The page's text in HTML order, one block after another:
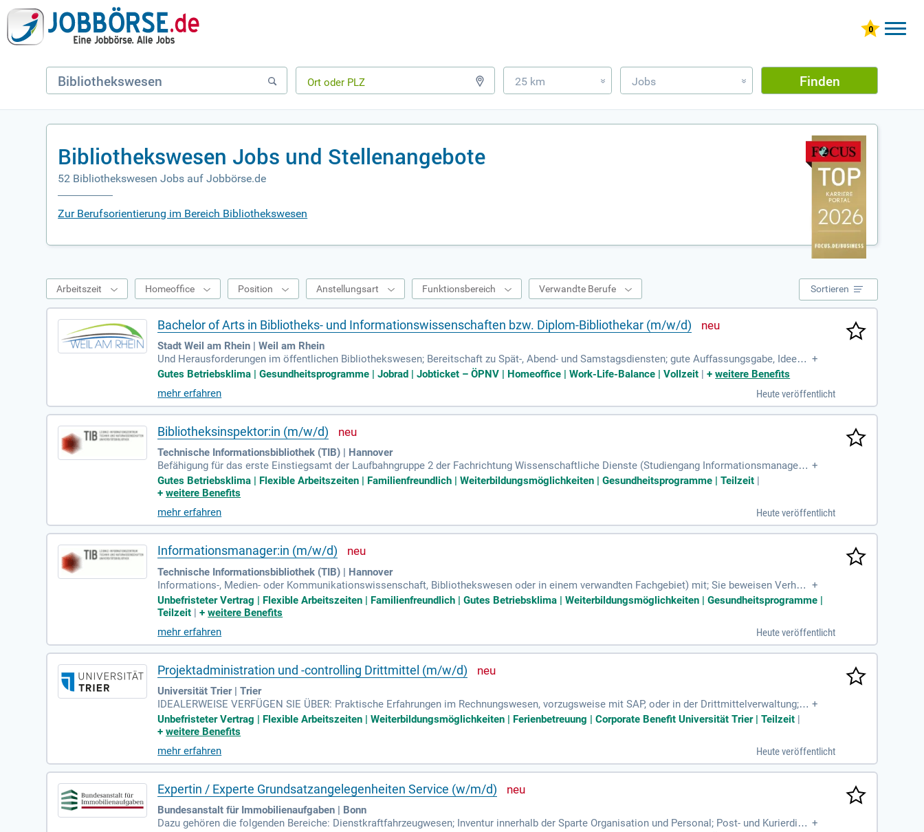
25 km » Jobs » Finden
Bibliothekswesen Jobs und Stellenangebote
52 Bibliothekswesen Jobs auf Jobbörse.de
Zur Berufsorientierung im Bereich Bibliothekswesen
Arbeitszeit Homeoffice Position Anstellungsart Funktionsbereich Verwandte Berufe Sortieren
Bachelor of Arts in Bibliotheks- und Informationswissenschaften bzw. Diplom-Bibliothekar (m/w/d)
Stadt Weil am Rhein | Weil am Rhein
Und Herausforderungen im öffentlichen Bibliothekswesen; Bereitschaft zu Spät-, Abend- und Samstagsdiensten; gute Auffassungsgabe, Ideenre
ichtum, Kontaktfreudigkeit, Teamfähigkeit und selbständiges Arbeiten, Zuverlässigkeit, freundliches Auftreten und
+
Gutes Betriebsklima | Gesundheitsprogramme | Jobrad | Jobticket – ÖPNV | Homeoffice | Work-Life-Balance | Vollzeit |+weitere Benefits
mehr erfahren
Heute veröffentlicht
Bibliotheksinspektor:in (m/w/d)
Technische Informationsbibliothek (TIB) | Hannover
Befähigung für das erste Einstiegsamt der Laufbahngruppe 2 der Fachrichtung Wissenschaftliche Dienste (Studiengang Informationsmanagem
ent mit Schwerpunkt „Wissenschaftliche Bibliotheken” oder Bibliothekswesen mit dem Abschluss Bachelor oder FH-Diplom)
+
Gutes Betriebsklima | Flexible Arbeitszeiten | Familienfreundlich | Weiterbildungsmöglichkeiten | Gesundheitsprogramme | Teilzeit
+weitere Benefits
mehr erfahren
Heute veröffentlicht
Informationsmanager:in (m/w/d)
Technische Informationsbibliothek (TIB) | Hannover
Informations-, Medien- oder Kommunikationswissenschaft, Bibliothekswesen oder in einem verwandten Fachgebiet) mit; Sie beweisen Verhan
dlungsgeschick und Ausdauer beim Einholen von Einverständniserklärungen und zu unterzeichnenden Lizenzvereinbarungen;
+
Unbefristeter Vertrag | Flexible Arbeitszeiten | Familienfreundlich | Gutes Betriebsklima | Weiterbildungsmöglichkeiten | Gesundheitsprogramme |
Teilzeit |+weitere Benefits
mehr erfahren
Heute veröffentlicht
Projektadministration und -controlling Drittmittel (m/w/d)
Universität Trier | Trier
IDEALERWEISE VERFÜGEN SIE ÜBER: Praktische Erfahrungen im Rechnungswesen, vorzugsweise mit SAP, oder in der Drittmittelverwaltung; g
ute Kenntnisse in MS Office, insbesondere Excel; eine selbstständige, strukturierte und zuverlässige Arbeitsweise.
+
Unbefristeter Vertrag | Flexible Arbeitszeiten | Weiterbildungsmöglichkeiten | Ferienbetreuung | Corporate Benefit Universität Trier | Teilzeit |
+weitere Benefits
mehr erfahren
Heute veröffentlicht
Expertin / Experte Grundsatzangelegenheiten Service (w/m/d)
Bundesanstalt für Immobilienaufgaben | Bonn
Dazu gehören die folgenden Bereiche: Dienstkraftfahrzeugwesen; Inventur innerhalb der Sparte Organisation und Personal; Post- und Kurierdien +